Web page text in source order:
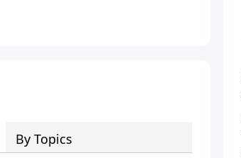
By Topics